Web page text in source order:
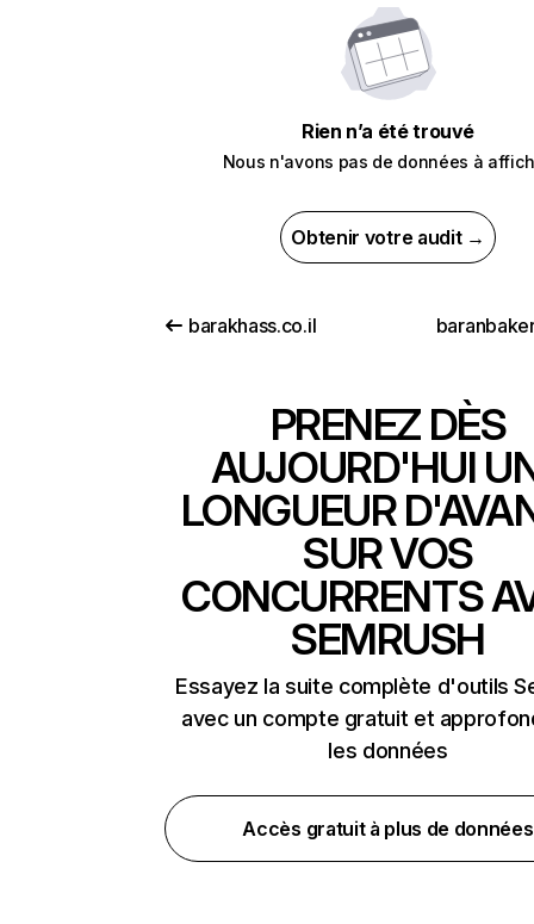
Rien n’a été trouvé
Nous n'avons pas de données à
Obtenir votre audit →
barakhass.co.il
PRENEZ DÈS
AUJOURD'HUI
LONGUEUR
SUR VOS
CONCURRENTS
SEMRUSH
Essayez la suite complète d'outils
avec un compte gratuit et
les données
Accès gratuit à plus de données